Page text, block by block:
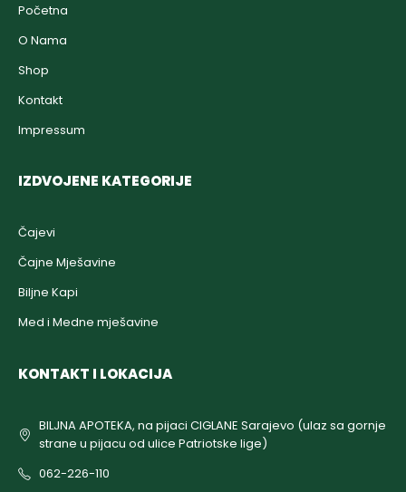
Početna
O Nama
Shop
Kontakt
Impressum
IZDVOJENE KATEGORIJE
Čajevi
Čajne Mješavine
Biljne Kapi
Med i Medne mješavine
KONTAKT I LOKACIJA
BILJNA APOTEKA, na pijaci CIGLANE Sarajevo (ulaz sa gornje
strane u pijacu od ulice Patriotske lige)
062-226-110